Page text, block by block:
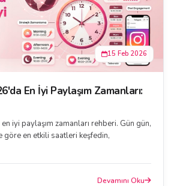
15 Feb 2026
En İyi Paylaşım Zamanları:
iyi paylaşım zamanları rehberi. Gün gün,
göre en etkili saatleri keşfedin,
Devamını Oku